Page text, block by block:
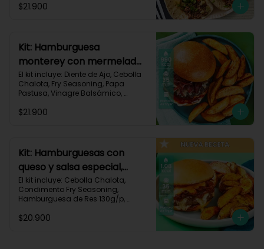
Tortillas de Harina (3/p) y Receta
Proteínas 31g
$21.900
Kit: Hamburguesa
monterey con mermelada
de chalota y mayonesa de
ajo-66
El kit incluye: Diente de Ajo, Cebolla
Chalota, Fry Seasoning, Papa
Pastusa, Vinagre Balsámico,
(125g/p), Pan Hamburguesa, Salsa
Carbohidratos 88g | Grasas 53g |
Proteínas 42g
$21.900
Kit: Hamburguesas con
queso y salsa especial,
papas y cebolla
caramelizada-142
El kit incluye: Cebolla Chalota,
Condimento Fry Seasoning,
Hamburguesa de Res 130g/p,
Hamburguesa brioche, Papa
$20.900